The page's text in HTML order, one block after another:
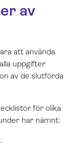
av
att använda
uppgifter
av de slutförda
för olika
har nämnt: